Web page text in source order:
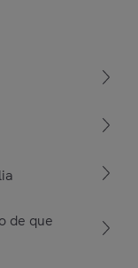
de que